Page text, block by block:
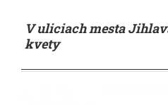
V uliciach mesta
kvety